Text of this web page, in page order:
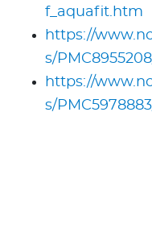
f_aquafit.htm
https://
s/
https://
s/